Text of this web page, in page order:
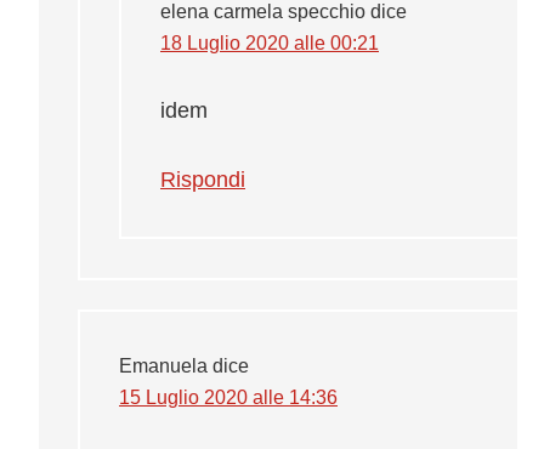
elena carmela specchio dice
18 Luglio 2020 alle 00:21
idem
Rispondi
Emanuela dice
15 Luglio 2020 alle 14:36